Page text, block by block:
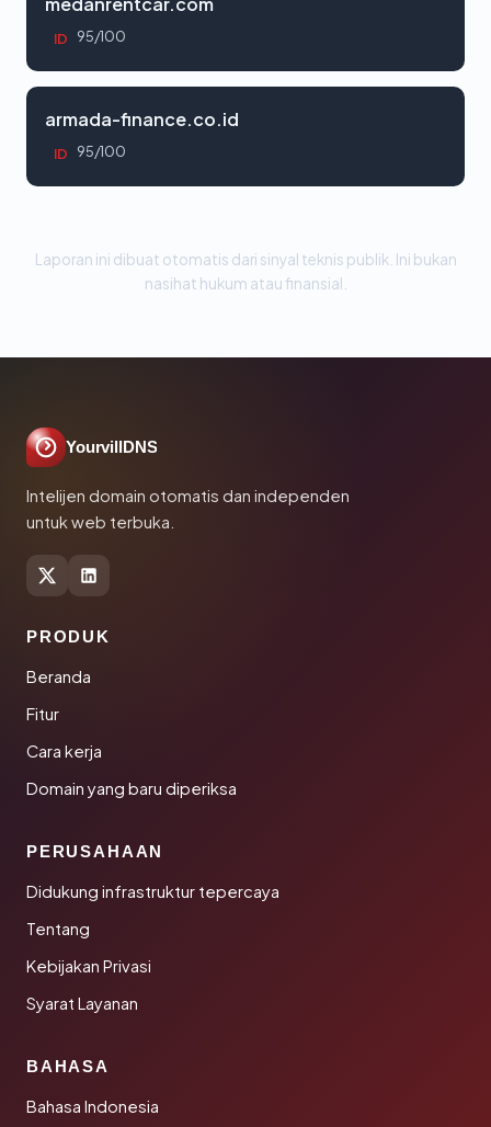
ID 95/100
armada-finance.co.id
ID 95/100
Laporan ini dibuat otomatis dari sinyal teknis publik. Ini bukan
nasihat hukum atau finansial.
YourvillDNS
Intelijen domain otomatis dan independen
untuk web terbuka.
PRODUK
Beranda
Fitur
Cara kerja
Domain yang baru diperiksa
PERUSAHAAN
Didukung infrastruktur tepercaya
Tentang
Kebijakan Privasi
Syarat Layanan
BAHASA
Bahasa Indonesia